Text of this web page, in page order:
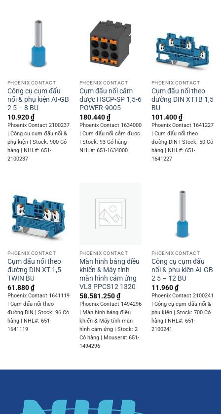
PHOENIX CONTACT
Công cụ cụm đấu
nối & phụ kiện AI-GB
2 5 – 8 BU
10.920₫
Phoenix Contact 2100237
| Công cụ cụm đấu nối &
phụ kiện | Stock: 900 Có
hàng | NHL#: 651-
2100237
PHOENIX CONTACT
Cụm đấu nối cắm
được HSCP-SP 1,5-6
POWER-9005
180.440₫
Phoenix Contact 1634000
| Cụm đấu nối cắm được
| Stock: 93 Có hàng |
NHL#: 651-1634000
PHOENIX CONTACT
Cụm đấu nối theo
đường DIN XTTB 1,5
BU
101.400₫
Phoenix Contact 1641227
| Cụm đấu nối theo
đường DIN | Stock: 50 Có
hàng | NHL#: 651-
1641227
PHOENIX CONTACT
Cụm đấu nối theo
đường DIN XT 1,5-
TWIN BU
61.880₫
Phoenix Contact 1641119
| Cụm đấu nối theo
đường DIN | Stock: 96 Có
hàng | NHL#: 651-
1641119
PHOENIX CONTACT
Màn hình bảng điều
khiển & Máy tính
màn hình cảm ứng
VL3 PPCS12 1320
58.581.250₫
Phoenix Contact 1494296
| Màn hình bảng điều
khiển & Máy tính màn
hình cảm ứng | Stock: 2
Có hàng | Mouser#: 651-
1494296
PHOENIX CONTACT
Công cụ cụm đấu
nối & phụ kiện AI-GB
2 5 – 12 BU
11.960₫
Phoenix Contact 2100241
| Công cụ cụm đấu nối &
phụ kiện | Stock: 700 Có
hàng | NHL#: 651-
2100241